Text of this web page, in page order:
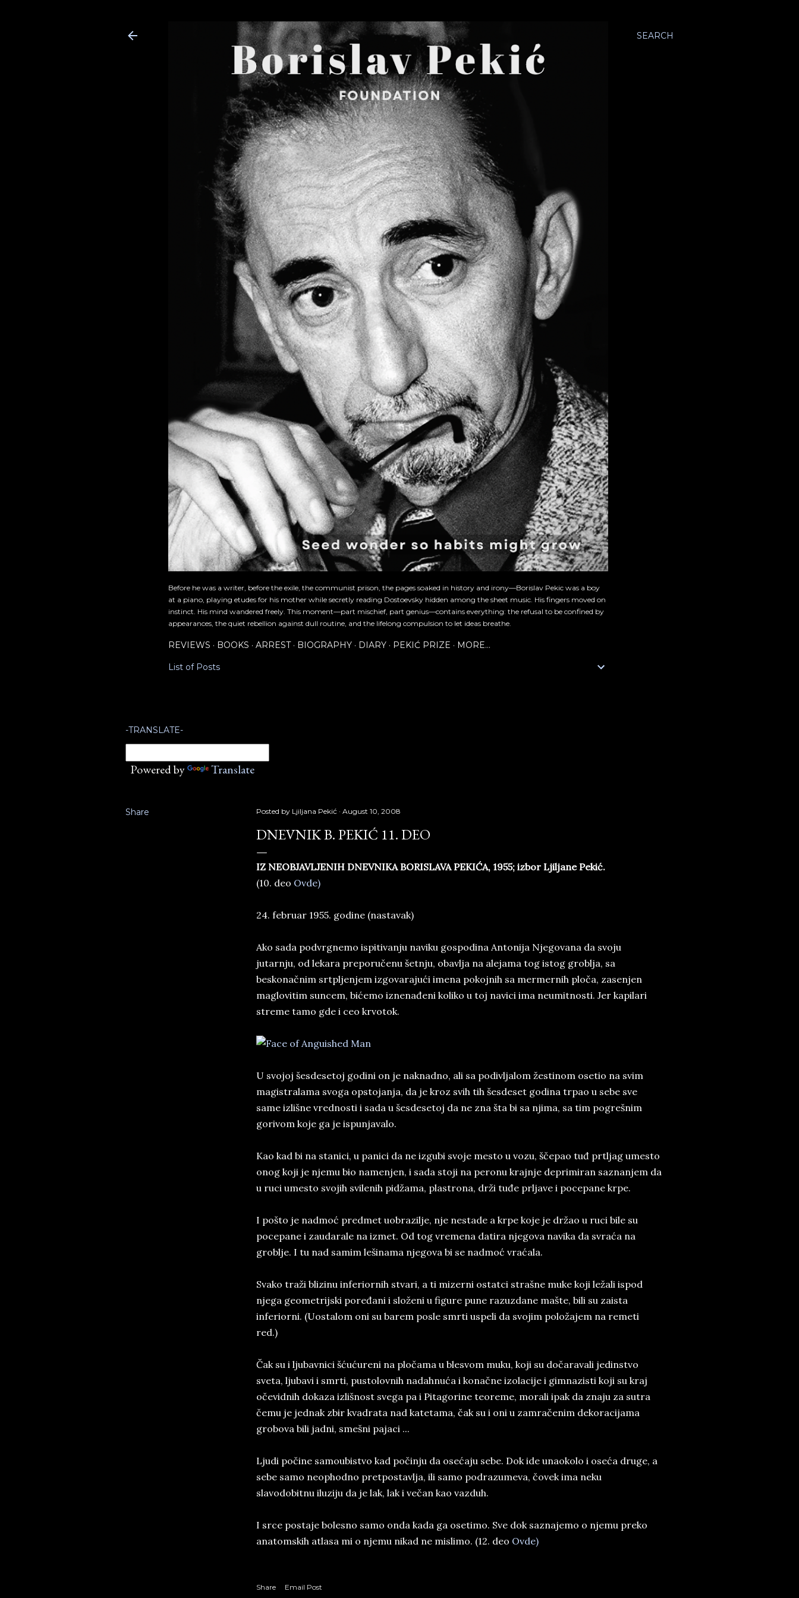
SEARCH
Before he was a writer, before the exile, the communist prison, the pages soaked in history and irony—Borislav Pekic was a boy
at a piano, playing etudes for his mother while secretly reading Dostoevsky hidden among the sheet music. His fingers moved on
instinct. His mind wandered freely. This moment—part mischief, part genius—contains everything: the refusal to be confined by
appearances, the quiet rebellion against dull routine, and the lifelong compulsion to let ideas breathe.
REVIEWS BOOKS ARREST BIOGRAPHY DIARY PEKIĆ PRIZE MORE…
List of Posts
-TRANSLATE-
Powered by Translate
Share Posted by Ljiljana Pekić August 10, 2008
DNEVNIK B. PEKIĆ 11. DEO
IZ NEOBJAVLJENIH DNEVNIKA BORISLAVA PEKIĆA, 1955; izbor Ljiljane Pekić.
(10. deo Ovde)
24. februar 1955. godine (nastavak)
Ako sada podvrgnemo ispitivanju naviku gospodina Antonija Njegovana da svoju
jutarnju, od lekara preporučenu šetnju, obavlja na alejama tog istog groblja, sa
beskonačnim srtpljenjem izgovarajući imena pokojnih sa mermernih ploča, zasenjen
maglovitim suncem, bićemo iznenađeni koliko u toj navici ima neumitnosti. Jer kapilari
streme tamo gde i ceo krvotok.
U svojoj šesdesetoj godini on je naknadno, ali sa podivljalom žestinom osetio na svim
magistralama svoga opstojanja, da je kroz svih tih šesdeset godina trpao u sebe sve
same izlišne vrednosti i sada u šesdesetoj da ne zna šta bi sa njima, sa tim pogrešnim
gorivom koje ga je ispunjavalo.
Kao kad bi na stanici, u panici da ne izgubi svoje mesto u vozu, ščepao tuđ prtljag umesto
onog koji je njemu bio namenjen, i sada stoji na peronu krajnje deprimiran saznanjem da
u ruci umesto svojih svilenih pidžama, plastrona, drži tuđe prljave i pocepane krpe.
I pošto je nadmoć predmet uobrazilje, nje nestade a krpe koje je držao u ruci bile su
pocepane i zaudarale na izmet. Od tog vremena datira njegova navika da svraća na
groblje. I tu nad samim lešinama njegova bi se nadmoć vraćala.
Svako traži blizinu inferiornih stvari, a ti mizerni ostatci strašne muke koji ležali ispod
njega geometrijski poređani i složeni u figure pune razuzdane mašte, bili su zaista
inferiorni. (Uostalom oni su barem posle smrti uspeli da svojim položajem na remeti
red.)
Čak su i ljubavnici šćućureni na pločama u blesvom muku, koji su dočaravali jedinstvo
sveta, ljubavi i smrti, pustolovnih nadahnuća i konačne izolacije i gimnazisti koji su kraj
očevidnih dokaza izlišnost svega pa i Pitagorine teoreme, morali ipak da znaju za sutra
čemu je jednak zbir kvadrata nad katetama, čak su i oni u zamračenim dekoracijama
grobova bili jadni, smešni pajaci ...
Ljudi počine samoubistvo kad počinju da osećaju sebe. Dok ide unaokolo i oseća druge, a
sebe samo neophodno pretpostavlja, ili samo podrazumeva, čovek ima neku
slavodobitnu iluziju da je lak, lak i večan kao vazduh.
I srce postaje bolesno samo onda kada ga osetimo. Sve dok saznajemo o njemu preko
anatomskih atlasa mi o njemu nikad ne mislimo. (12. deo Ovde)
Share Email Post